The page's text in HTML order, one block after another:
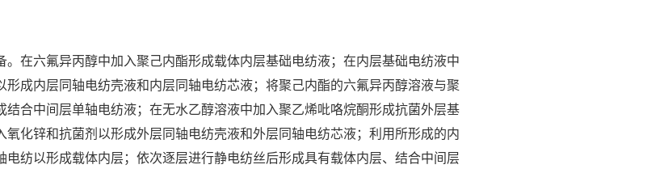
在六氟异丙醇中加入聚己内酯形成载体内层基础电纺液；在内层基础电纺液中
成内层同轴电纺壳液和内层同轴电纺芯液；将聚己内酯的六氟异丙醇溶液与聚
合中间层单轴电纺液；在无水乙醇溶液中加入聚乙烯吡咯烷酮形成抗菌外层基
化锌和抗菌剂以形成外层同轴电纺壳液和外层同轴电纺芯液；利用所形成的内
纺以形成载体内层；依次逐层进行静电纺丝后形成具有载体内层、结合中间层